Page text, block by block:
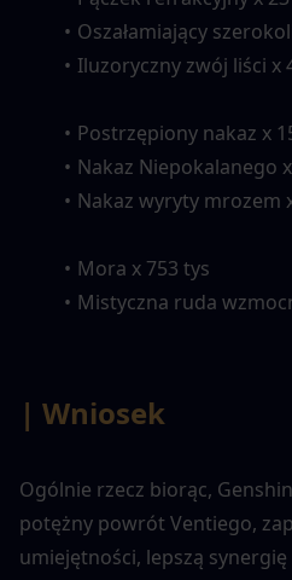
Oszałamiający
Iluzoryczny zwój liści x
Postrzępiony nakaz x
Nakaz Niepokalanego
Nakaz wyryty mrozem
Mora x 753 tys
Mistyczna ruda
| Wniosek
Ogólnie rzecz biorąc,
potężny powrót Ventiego,
umiejętności, lepszą